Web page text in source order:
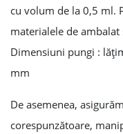
cu volum de la 0,5 ml.
materialele de ambalat
Dimensiuni pungi :
mm
De asemenea,
corespunzătoare,